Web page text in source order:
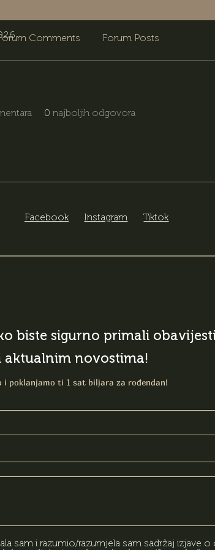
0 najboljih odgovora
Comments Forum Posts
Facebook Instagram Tiktok
biste sigurno primali
aktualnim novostima!
i poklanjamo ti 1 sat biljara za rođendan!
sam i razumio/razumjela sam sadržaj izjave o